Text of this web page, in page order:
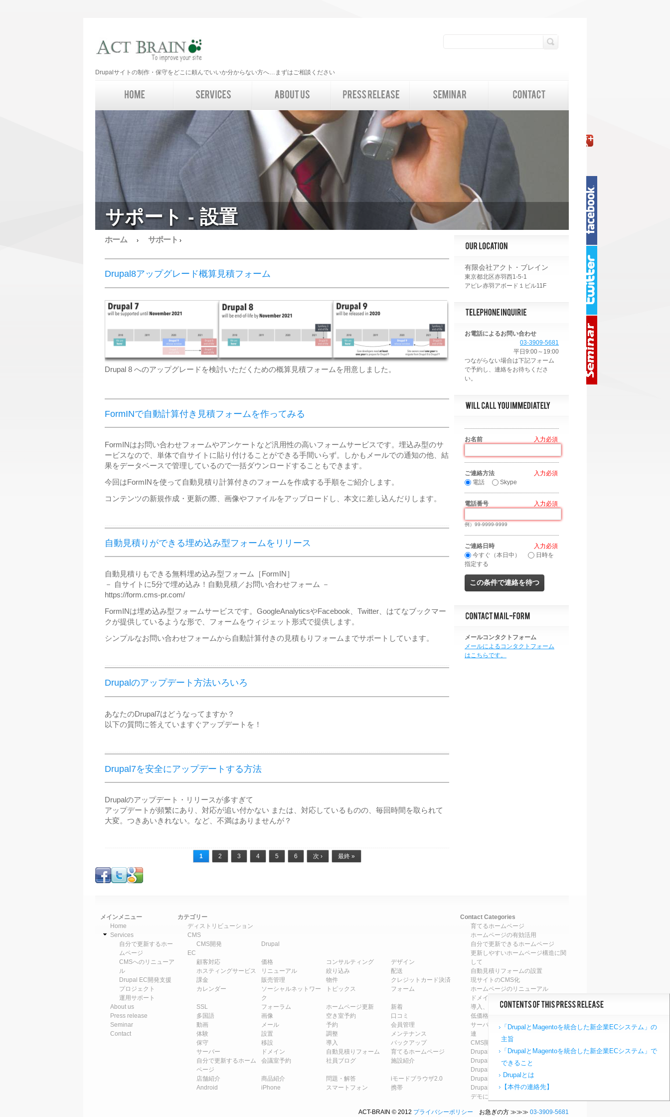
Drupalサイトの制作・保守をどこに頼んでいいか分からない方へ…まずはご相談ください
サポート - 設置
有限会社アクト・ブレイン
東京都北区赤羽西1-5-1
アピレ赤羽アボード１ビル11F
お電話によるお問い合わせ
03-3909-5681
平日9:00～19:00
お名前
ご連絡方法
電話
Skype
電話番号
例）99-9999-9999
ご連絡日時
今すぐ（本日中）
日時を
指定する
メールコンタクトフォーム
メールによるコンタクトフォーム
はこちらです。
ホーム › サポート ›
「DrupalとMagentoを統合した新企業ECシステム」の
主旨
「DrupalとMagentoを統合した新企業ECシステム」で
できること
Drupalとは
【本件の連絡先】
Drupal8アップグレード概算見積フォーム
Drupal 8 へのアップグレードを検討いただくための概算見積フォームを用意しました。
FormINで自動計算付き見積フォームを作ってみる
FormINはお問い合わせフォームやアンケートなど汎用性の高いフォームサービスです。埋込み型のサ
ービスなので、単体で自サイトに貼り付けることができる手間いらず。しかもメールでの通知の他、結
果をデータベースで管理しているので一括ダウンロードすることもできます。
今回はFormINを使って自動見積り計算付きのフォームを作成する手順をご紹介します。
コンテンツの新規作成・更新の際、画像やファイルをアップロードし、本文に差し込んだりします。
自動見積りができる埋め込み型フォームをリリース
自動見積りもできる無料埋め込み型フォーム［FormIN］
－ 自サイトに5分で埋め込み！自動見積／お問い合わせフォーム －
https://form.cms-pr.com/
FormINは埋め込み型フォームサービスです。GoogleAnalyticsやFacebook、Twitter、はてなブックマー
クが提供しているような形で、フォームをウィジェット形式で提供します。
シンプルなお問い合わせフォームから自動計算付きの見積もりフォームまでサポートしています。
Drupalのアップデート方法いろいろ
あなたのDrupal7はどうなってますか？
​以下の質問に答えていますぐアップデートを！
Drupal7を安全にアップデートする方法
Drupalのアップデート・リリースが多すぎて
アップデートが頻繁にあり、対応が追い付かない または、対応しているものの、毎回時間を取られて
大変。つきあいきれない。など、不満はありませんが？
1 2 3 4 5 6 次 › 最終 »
メインメニュー
Home
Services
自分で更新するホー
ムページ
CMSへのリニューア
ル
Drupal EC開発支援
プロジェクト
運用サポート
About us
Press release
Seminar
Contact
カテゴリー
ディストリビューション
CMS
CMS開発
Drupal
EC
顧客対応
価格 コンサルティング
デザイン
ホスティングサービス
リニューアル 絞り込み
配送
課金
販売管理 物件
クレジットカード決済
カレンダー
ソーシャルネットワー
ク
トピックス フォーム
SSL フォーラム ホームページ更新
新着
多国語
画像 空き室予約
口コミ
動画
メール 予約
会員管理
体験
設置 調整
メンテナンス
保守
移設 導入
バックアップ
サーバー
ドメイン 自動見積りフォーム
育てるホームページ
自分で更新するホーム
ページ
会議室予約 社員ブログ 施設紹介
店舗紹介 商品紹介 問題・解答
iモードブラウザ2.0
Android
iPhone スマートフォン 携帯
Contact Categories
育てるホームページ
ホームページの有効活用
自分で更新できるホームページ
更新しやすいホームページ構造に関
して
自動見積りフォームの設置
現サイトのCMS化
ホームページのリニューアル
ドメイン関連
導入、移設、設定、設置、調整
低価格ホームページの導入・設置
サーバ運営・保守、ホスティング関
連
CMS開発関連
Drupal7のアップデート
Drupal8のアップデート
Drupal7へのアップグレード
Drupal8へのアップグレード
Drupalによるシステム構築
デモについて
ACT-BRAIN © 2012 プライバシーポリシー お急ぎの方 ≫≫≫ 03-3909-5681